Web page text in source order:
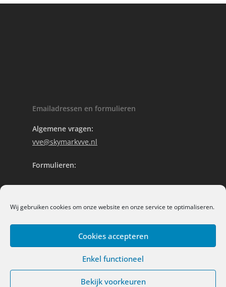
Wij gebruiken cookies om onze website en onze service te optimaliseren.
Cookies accepteren
Enkel functioneel
Bekijk voorkeuren
Emailadressen en formulieren
Algemene vragen:
vve@skymarkvve.nl
Formulieren:
Offerte aanvragen
Contact
© 2026 Skymark VvE beheer.